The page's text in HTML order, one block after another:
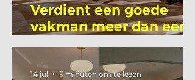
Verdient een goede
vakman meer dan een
gemiddelde
academicus?
14 jul 5 minuten om te lezen